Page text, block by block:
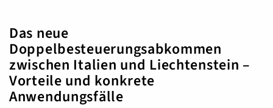
Das neue
Doppelbesteuerungsabkommen
zwischen Italien und Liechtenstein –
Vorteile und konkrete
Anwendungsfälle